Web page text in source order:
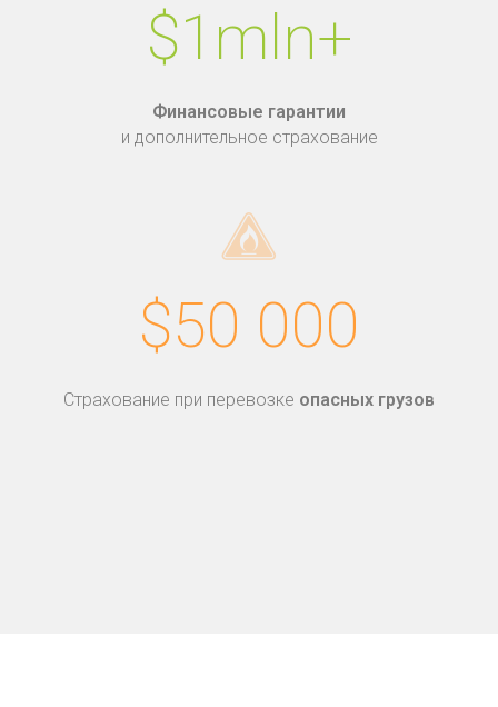
$1mln+
Финансовые гарантии
и дополнительное страхование
$50 000
Страхование при перевозке опасных грузов